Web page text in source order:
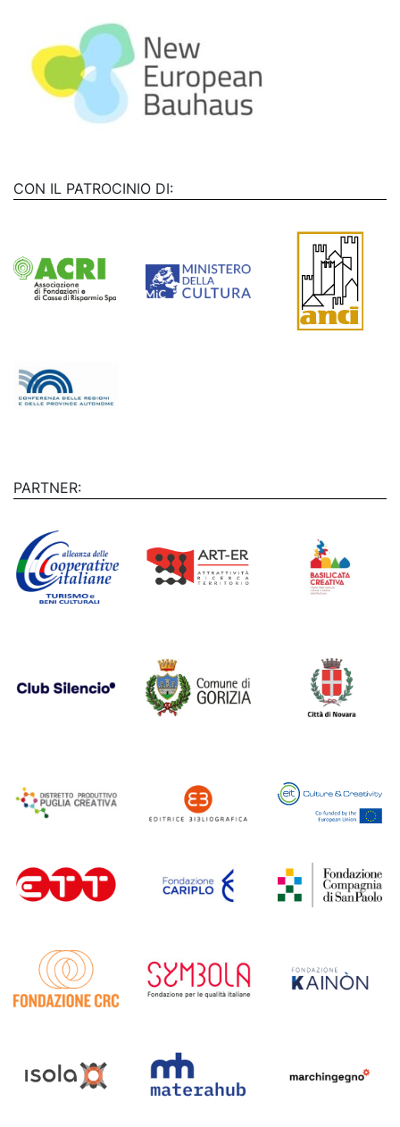
CON IL PATROCINIO DI:
PARTNER: